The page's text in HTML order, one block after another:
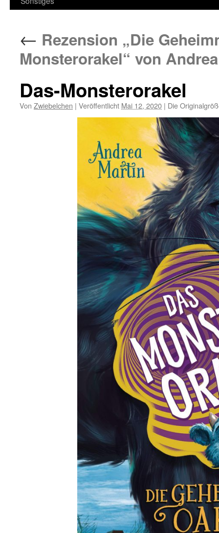
← Rezension „Die
Monsterorakel“ von
Das-Monsterorakel
Von Zwiebelchen | Veröffentlicht Mai 12, 2020 | Die